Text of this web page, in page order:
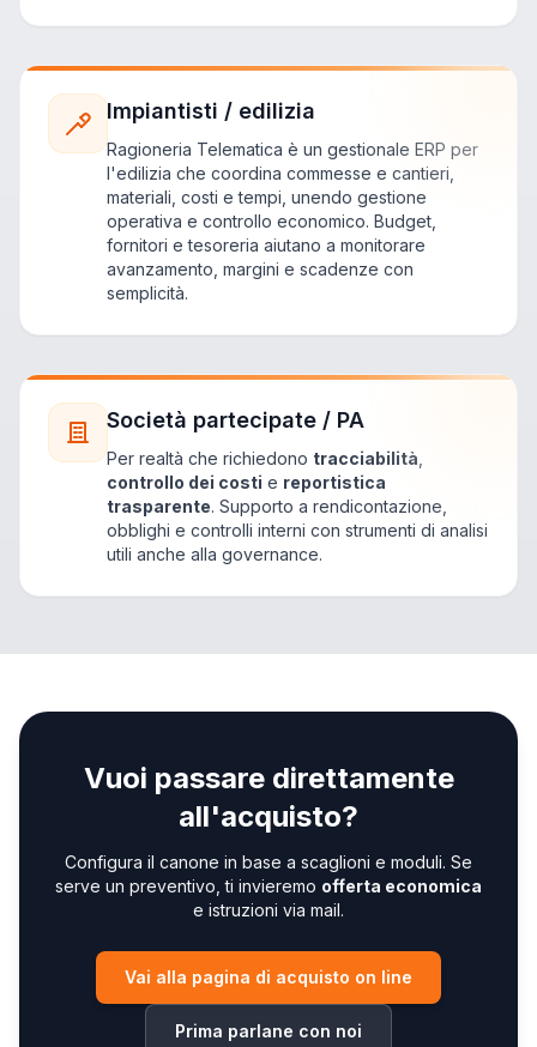
Impiantisti / edilizia
Ragioneria Telematica è un gestionale ERP per
l'edilizia che coordina commesse e cantieri,
materiali, costi e tempi, unendo gestione
operativa e controllo economico. Budget,
fornitori e tesoreria aiutano a monitorare
avanzamento, margini e scadenze con
semplicità.
Società partecipate / PA
Per realtà che richiedono tracciabilità
controllo dei costi e reportistica
trasparente. Supporto a rendicontazione,
obblighi e controlli interni con strumenti di analisi
utili anche alla governance.
Vuoi passare direttamente
all'acquisto?
Configura il canone in base a scaglioni e moduli. Se
serve un preventivo, ti invieremo offerta economica
e istruzioni via mail.
Vai alla pagina di acquisto on line
Prima parlane con noi